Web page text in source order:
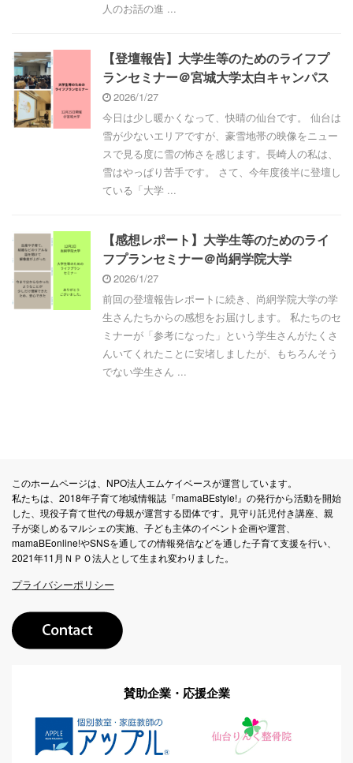
人のお話の進 ...
【登壇報告】大学生等のためのライフプ
ランセミナー＠宮城大学太白キャンパス
2026/1/27
今日は少し暖かくなって、快晴の仙台です。 仙台は
雪が少ないエリアですが、豪雪地帯の映像をニュー
スで見る度に雪の怖さを感じます。長崎人の私は、
雪はやっぱり苦手です。 さて、今年度後半に登壇し
ている「大学 ...
【感想レポート】大学生等のためのライ
フプランセミナー＠尚絅学院大学
2026/1/27
前回の登壇報告レポートに続き、尚絅学院大学の学
生さんたちからの感想をお届けします。 私たちのセ
ミナーが「参考になった」という学生さんがたくさ
んいてくれたことに安堵しましたが、もちろんそう
でない学生さん ...
このホームページは、NPO法人エムケイベースが運営しています。
私たちは、2018年子育て地域情報誌『mamaBEstyle!』の発行から活動を開始
した、現役子育て世代の母親が運営する団体です。見守り託児付き講座、親
子が楽しめるマルシェの実施、子ども主体のイベント企画や運営、
mamaBEonline!やSNSを通しての情報発信などを通した子育て支援を行い、
2021年11月ＮＰＯ法人として生まれ変わりました。
プライバシーポリシー
賛助企業・応援企業